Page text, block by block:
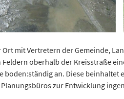
Ort mit Vertretern der Gemeinde,
Feldern oberhalb der Kreisstraße
boden:ständig an. Diese
zur Entwicklung